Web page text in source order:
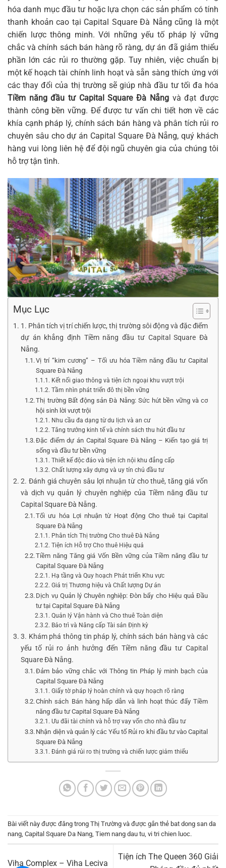
hóa danh mục đầu tư hoặc lựa chọn các sản phẩm có tính
thanh khoản cao tại Capital Square Đà Nẵng cũng là một
chiến lược thông minh. Với những yếu tố pháp lý vững
chắc và chính sách bán hàng rõ ràng, dự án đã giảm thiểu
phần lớn các rủi ro thường gặp. Tuy nhiên, việc chuẩn bị
một kế hoạch tài chính linh hoạt và sẵn sàng thích ứng với
các thay đổi của thị trường sẽ giúp nhà đầu tư tối đa hóa
Tiềm năng đầu tư Capital Square Đà Nẵngvà đạt được
thành công bền vững. Để được tư vấn chi tiết hơn về các
khía cạnh pháp lý, chính sách bán hàng và phân tích rủi ro
chuyên sâu cho dự án Capital Square Đà Nẵng, quý khách
hàng vui lòng liên hệ để đội ngũ chuyên gia của chúng tôi
hỗ trợ tận tình.
Mục Lục
1. Phân tích vị trí chiến lược, thị trường sôi động và đặc điểm
dự án khẳng định Tiềm năng đầu tư Capital Square Đà
Nẵng.
Vị trí “kim cương” – Tối ưu hóa Tiềm năng đầu tư Capital
Square Đà Nẵng
Kết nối giao thông và tiện ích ngoại khu vượt trội
Tầm nhìn phát triển đô thị bền vững
Thị trường Bất động sản Đà Nẵng: Sức hút bền vững và cơ
hội sinh lời vượt trội
Nhu cầu đa dạng từ du lịch và an cư
Tăng trưởng kinh tế và chính sách thu hút đầu tư
Đặc điểm dự án Capital Square Đà Nẵng – Kiến tạo giá trị
sống và đầu tư bền vững
Thiết kế độc đáo và tiện ích nội khu đẳng cấp
Chất lượng xây dựng và uy tín chủ đầu tư
2. Đánh giá chuyên sâu lợi nhuận từ cho thuê, tăng giá vốn
và dịch vụ quản lý chuyên nghiệp của Tiềm năng đầu tư
Capital Square Đà Nẵng.
Tối ưu hóa Lợi nhuận từ Hoạt động Cho thuê tại Capital
Square Đà Nẵng
Phân tích Thị trường Cho thuê Đà Nẵng
Tiện ích Hỗ trợ Cho thuê Hiệu quả
Tiềm năng Tăng giá Vốn Bền vững của Tiềm năng đầu tư
Capital Square Đà Nẵng
Hạ tầng và Quy hoạch Phát triển Khu vực
Giá trị Thương hiệu và Chất lượng Dự án
Dịch vụ Quản lý Chuyên nghiệp: Đòn bẩy cho Hiệu quả Đầu
tư tại Capital Square Đà Nẵng
Quản lý Vận hành và Cho thuê Toàn diện
Bảo trì và Nâng cấp Tài sản Định kỳ
3. Khám phá thông tin pháp lý, chính sách bán hàng và các
yếu tố rủi ro ảnh hưởng đến Tiềm năng đầu tư Capital
Square Đà Nẵng.
Đảm bảo vững chắc với Thông tin Pháp lý minh bạch của
Capital Square Đà Nẵng
Giấy tờ pháp lý hoàn chỉnh và quy hoạch rõ ràng
Chính sách Bán hàng hấp dẫn và linh hoạt thúc đẩy Tiềm
năng đầu tư Capital Square Đà Nẵng
Ưu đãi tài chính và hỗ trợ vay vốn cho nhà đầu tư
Nhận diện và quản lý các Yếu tố Rủi ro khi đầu tư vào Capital
Square Đà Nẵng
Đánh giá rủi ro thị trường và chiến lược giảm thiểu
Bài viết này được đăng trong Thị Trường và được gắn thẻ bat dong san da
nang, Capital Square Da Nang, Tiem nang dau tu, vi tri chien luoc.
Viha Complex – Viha Leciva
Tiện ích The Queen 360 Giải